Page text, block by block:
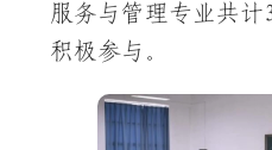
服务与管理专业共计
积极参与。